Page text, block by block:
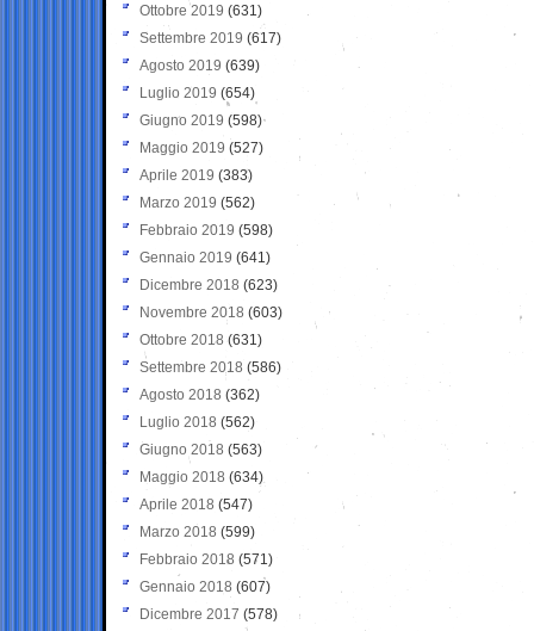
Ottobre 2019 (631)
Settembre 2019 (617)
Agosto 2019 (639)
Luglio 2019 (654)
Giugno 2019 (598)
Maggio 2019 (527)
Aprile 2019 (383)
Marzo 2019 (562)
Febbraio 2019 (598)
Gennaio 2019 (641)
Dicembre 2018 (623)
Novembre 2018 (603)
Ottobre 2018 (631)
Settembre 2018 (586)
Agosto 2018 (362)
Luglio 2018 (562)
Giugno 2018 (563)
Maggio 2018 (634)
Aprile 2018 (547)
Marzo 2018 (599)
Febbraio 2018 (571)
Gennaio 2018 (607)
Dicembre 2017 (578)